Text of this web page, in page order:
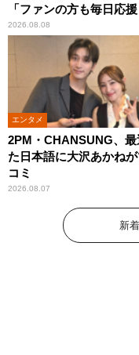
「ファンの方も毎日応
くれています」
2026.08.08
エンタメ
2PM・CHANSUNG、最
た日本語に大沢あかねが
コミ
2026.08.07
新